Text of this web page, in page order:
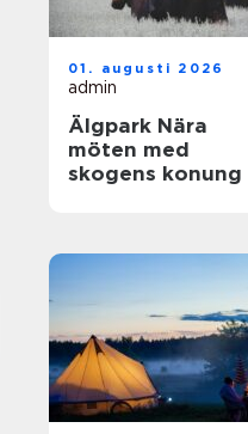
01. augusti 2026
admin
Älgpark Nära
möten med
skogens konung